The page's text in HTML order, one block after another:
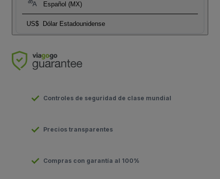
Español (MX)
US$ Dólar Estadounidense
Controles de seguridad de clase mundial
Precios transparentes
Compras con garantía al 100%